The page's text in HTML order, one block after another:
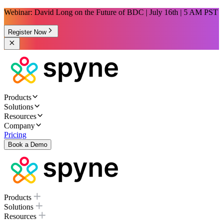
Webinar: David Long on the Future of BDC | July 16th | 5 AM PST
Register Now
Products
Solutions
Resources
Company
Pricing
Book a Demo
Products
Solutions
Resources